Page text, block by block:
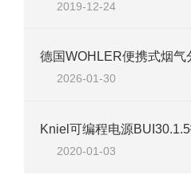
2019-12-24
2026-01-30
2020-01-03